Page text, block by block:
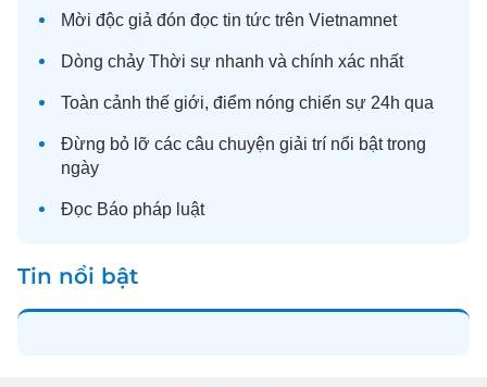
Mời độc giả đón đọc tin tức trên Vietnamnet
Dòng chảy Thời sự nhanh và chính xác nhất
Toàn cảnh thế giới, điểm nóng chiến sự 24h qua
Đừng bỏ lỡ các câu chuyện giải trí nổi bật trong
ngày
Đọc Báo pháp luật
Tin nổi bật